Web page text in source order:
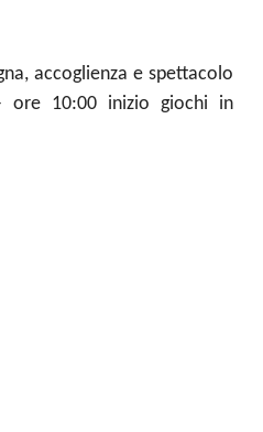
accoglienza e spettacolo
ore 10:00 inizio giochi in